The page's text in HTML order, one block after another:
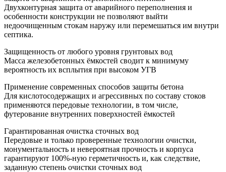
Двухконтурная защита от аварийного переполнения и
особенности конструкции не позволяют выйти
недоочищенным стокам наружу или перемешаться им внутри
септика.
Защищенность от любого уровня грунтовых вод​
Масса железобетонных ёмкостей сводит к минимуму
вероятность их всплытия при высоком УГВ
Применение современных способов защиты бетона
Для кислотосодержащих и агрессивных по составу стоков
применяются передовые технологии, в том числе,
футерование внутренних поверхностей ёмкостей
Гарантированная очистка сточных вод
Передовые и только проверенные технологии очистки,
монументальность и невероятная прочность и корпуса
гарантируют 100%-ную герметичность и, как следствие,
заданную степень очистки сточных вод